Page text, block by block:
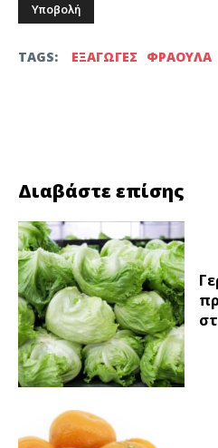
TAGS: ΕΞΑΓΩΓΕΣ ΦΡΑΟΥΛΑ
Διαβάστε επίσης